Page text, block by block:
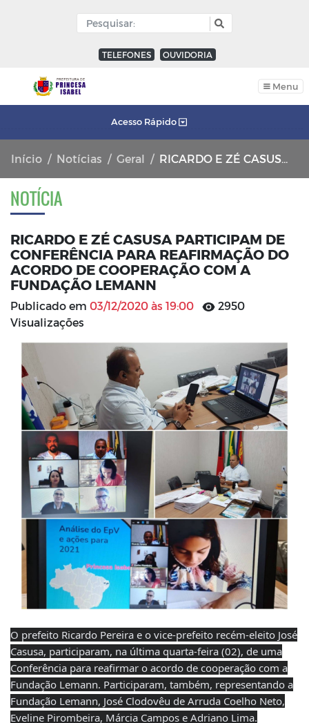
TELEFONES OUVIDORIA
Menu
Acesso Rápido
Início Notícias Geral RICARDO E ZÉ CASUSA PARTICIPAM DE CONFERÊNCIA PARA REAFIRMAÇÃO DO ACORDO DE COOPERAÇÃO COM A FUNDAÇÃO LEMANN
NOTÍCIA
RICARDO E ZÉ CASUSA PARTICIPAM DE
CONFERÊNCIA PARA REAFIRMAÇÃO DO
ACORDO DE COOPERAÇÃO COM A
FUNDAÇÃO LEMANN
Publicado em 03/12/2020 às 19:00
2950
Visualizações
O prefeito Ricardo Pereira e o vice-prefeito recém-eleito José
Casusa, participaram, na última quarta-feira (02), de uma
Conferência para reafirmar o acordo de cooperação com a
Fundação Lemann. Participaram, também, representando a
Fundação Lemann, José Clodovêu de Arruda Coelho Neto,
Eveline Pirombeira, Márcia Campos e Adriano Lima.